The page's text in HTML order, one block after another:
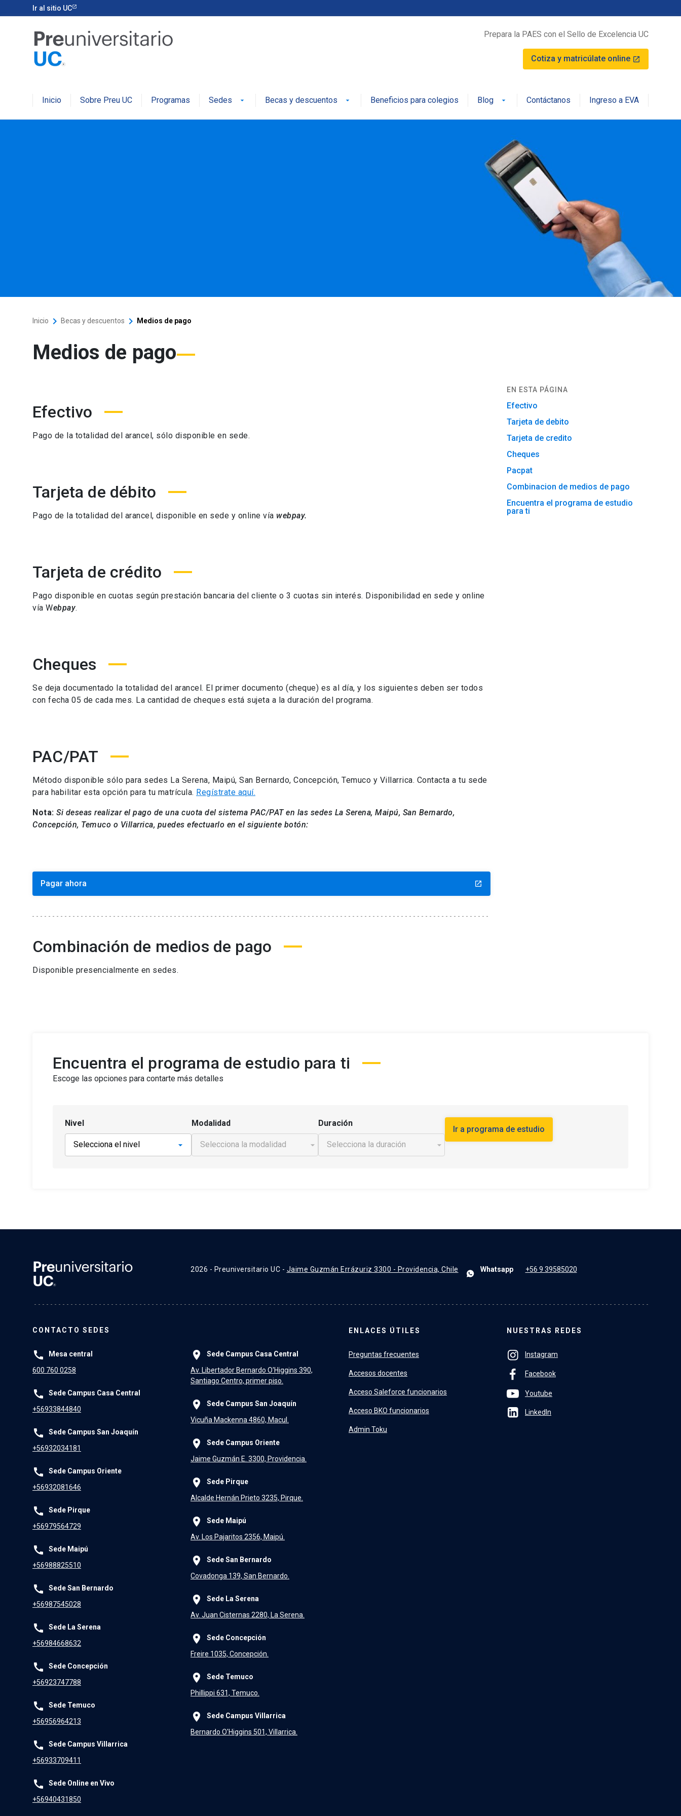
Medios de pago
Ir al sitio UC
Prepara la PAES con el Sello de Excelencia UC
Cotiza y matricúlate online launch
Inicio Sobre Preu UC Programas Sedes arrow_drop_down Becas y descuentos arrow_drop_down Beneficios para colegios Blog arrow_drop_down Contáctanos Ingreso a EVA
Inicio keyboard_arrow_right Becas y descuentos keyboard_arrow_right Medios de pago
Medios de pago
Efectivo
Pago de la totalidad del arancel, sólo disponible en sede.
Tarjeta de débito
Pago de la totalidad del arancel, disponible en sede y online vía webpay.
Tarjeta de crédito
Pago disponible en cuotas según prestación bancaria del cliente o 3 cuotas sin interés. Disponibilidad en sede y online
vía Webpay.
Cheques
Se deja documentado la totalidad del arancel. El primer documento (cheque) es al día, y los siguientes deben ser todos
con fecha 05 de cada mes. La cantidad de cheques está sujeta a la duración del programa.
PAC/PAT
Método disponible sólo para sedes La Serena, Maipú, San Bernardo, Concepción, Temuco y Villarrica. Contacta a tu sede
para habilitar esta opción para tu matrícula. Regístrate aquí.
Nota: Si deseas realizar el pago de una cuota del sistema PAC/PAT en las sedes La Serena, Maipú, San Bernardo,
Concepción, Temuco o Villarrica, puedes efectuarlo en el siguiente botón:
Pagar ahora launch
Combinación de medios de pago
Disponible presencialmente en sedes.
EN ESTA PÁGINA
Efectivo
Tarjeta de debito
Tarjeta de credito
Cheques
Pacpat
Combinacion de medios de pago
Encuentra el programa de estudio
para ti
Encuentra el programa de estudio para ti
Escoge las opciones para contarte más detalles
Nivel Modalidad Duración
2026 - Preuniversitario UC - Jaime Guzmán Errázuriz 3300 - Providencia, Chile Whatsapp +56 9 39585020
CONTACTO SEDES
call
Mesa central
600 760 0258
call
Sede Campus Casa Central
+56933844840
call
Sede Campus San Joaquín
+56932034181
call
Sede Campus Oriente
+56932081646
call
Sede Pirque
+56979564729
call
Sede Maipú
+56988825510
call
Sede San Bernardo
+56987545028
call
Sede La Serena
+56984668632
call
Sede Concepción
+56923747788
call
Sede Temuco
+56956964213
call
Sede Campus Villarrica
+56933709411
call
Sede Online en Vivo
+56940431850
place
Sede Campus Casa Central
Av. Libertador Bernardo O'Higgins 390,
Santiago Centro, primer piso.
place
Sede Campus San Joaquín
Vicuña Mackenna 4860, Macul.
place
Sede Campus Oriente
Jaime Guzmán E. 3300, Providencia.
place
Sede Pirque
Alcalde Hernán Prieto 3235, Pirque.
place
Sede Maipú
Av. Los Pajaritos 2356, Maipú.
place
Sede San Bernardo
Covadonga 139, San Bernardo.
place
Sede La Serena
Av. Juan Cisternas 2280, La Serena.
place
Sede Concepción
Freire 1035, Concepción.
place
Sede Temuco
Phillippi 631, Temuco.
place
Sede Campus Villarrica
Bernardo O'Higgins 501, Villarrica.
ENLACES ÚTILES
Preguntas frecuentes
Accesos docentes
Acceso Saleforce funcionarios
Acceso BKO funcionarios
Admin Toku
NUESTRAS REDES
Instagram
Facebook
Youtube
LinkedIn